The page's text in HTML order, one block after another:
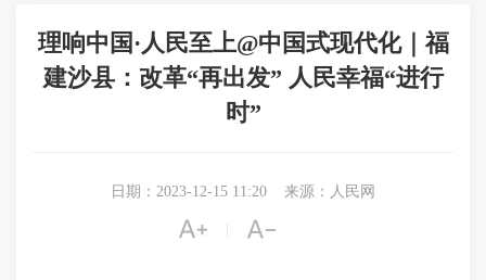
理响中国·人民至上@中国式现代化｜福
建沙县：改革“再出发” 人民幸福“进行
时”
日期：2023-12-15 11:20 来源：人民网
 